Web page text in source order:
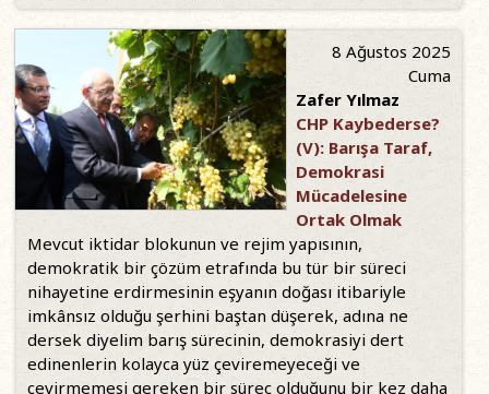
8 Ağustos 2025
Cuma
Zafer Yılmaz
CHP Kaybederse?
(V): Barışa Taraf,
Demokrasi
Mücadelesine
Ortak Olmak
Mevcut iktidar blokunun ve rejim yapısının,
demokratik bir çözüm etrafında bu tür bir süreci
nihayetine erdirmesinin eşyanın doğası itibariyle
imkânsız olduğu şerhini baştan düşerek, adına ne
dersek diyelim barış sürecinin, demokrasiyi dert
edinenlerin kolayca yüz çeviremeyeceği ve
çevirmemesi gereken bir süreç olduğunu bir kez daha